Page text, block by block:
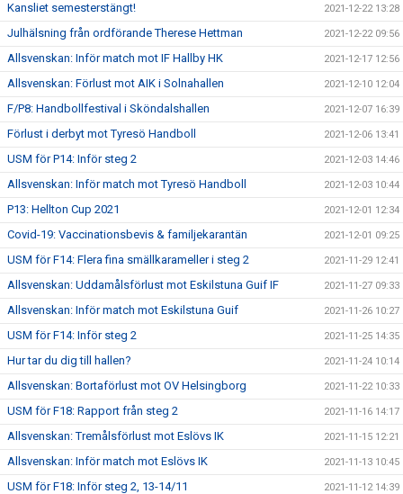
Kansliet semesterstängt! 2021-12-22 13:28
Julhälsning från ordförande Therese Hettman 2021-12-22 09:56
Allsvenskan: Inför match mot IF Hallby HK 2021-12-17 12:56
Allsvenskan: Förlust mot AIK i Solnahallen 2021-12-10 12:04
F/P8: Handbollfestival i Sköndalshallen 2021-12-07 16:39
Förlust i derbyt mot Tyresö Handboll 2021-12-06 13:41
USM för P14: Inför steg 2 2021-12-03 14:46
Allsvenskan: Inför match mot Tyresö Handboll 2021-12-03 10:44
P13: Hellton Cup 2021 2021-12-01 12:34
Covid-19: Vaccinationsbevis & familjekarantän 2021-12-01 09:25
USM för F14: Flera fina smällkarameller i steg 2 2021-11-29 12:41
Allsvenskan: Uddamålsförlust mot Eskilstuna Guif IF 2021-11-27 09:33
Allsvenskan: Inför match mot Eskilstuna Guif 2021-11-26 10:27
USM för F14: Inför steg 2 2021-11-25 14:35
Hur tar du dig till hallen? 2021-11-24 10:14
Allsvenskan: Bortaförlust mot OV Helsingborg 2021-11-22 10:33
USM för F18: Rapport från steg 2 2021-11-16 14:17
Allsvenskan: Tremålsförlust mot Eslövs IK 2021-11-15 12:21
Allsvenskan: Inför match mot Eslövs IK 2021-11-13 10:45
USM för F18: Inför steg 2, 13-14/11 2021-11-12 14:39